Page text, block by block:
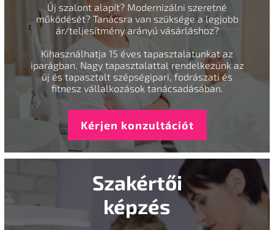
Új szalont alapít? Modernizálni szeretné
működését? Tanácsra van szüksége a legjobb
ár/teljesítmény arányú vásárláshoz?
Kihasználhatja 15 éves tapasztalatunkat az
iparágban. Nagy tapasztalattal rendelkezünk az
új és tapasztalt szépségipari, fodrászati és
fitnesz vállalkozások tanácsadásában.
Kérjen konzultációt
Szakértői
képzés